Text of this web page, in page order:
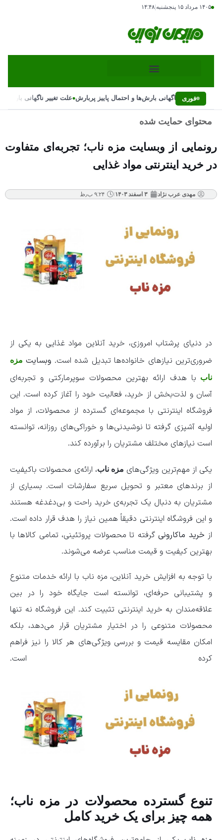
۱۴۰۵ مرداد ۱۵ پنجشنبه ۱۴:۴۸
فوری
علت تغییر ناگهانی بارش‌ها و احتمال پاییز پربارش •علت تغییر ناگهانی بارش‌ها
محتوای حمایت شده
رونمایی از وبسایت مزه ناب؛ تجربه‌ای متفاوت
در خرید اینترنتی مواد غذایی
مهدی عرب نژاد ۳ اسفند ۱۴۰۳ ۹:۲۴ ب٫ظ
در دنیای پرشتاب امروزی، خرید آنلاین مواد غذایی به یکی از
ضروری‌ترین نیازهای خانواده‌ها تبدیل شده است. وبسایت مزه
ناب با هدف ارائه بهترین محصولات سوپرمارکتی و تجربه‌ای
آسان و لذت‌بخش از خرید، فعالیت خود را آغاز کرده است. این
فروشگاه اینترنتی با مجموعه‌ای گسترده از محصولات، از مواد
اولیه آشپزی گرفته تا نوشیدنی‌ها و خوراکی‌های روزانه، توانسته
است نیازهای مختلف مشتریان را برآورده کند.
یکی از مهم‌ترین ویژگی‌های مزه ناب، ارائه‌ی محصولات باکیفیت
از برندهای معتبر و تحویل سریع سفارشات است. بسیاری از
مشتریان به دنبال یک تجربه‌ی خرید راحت و بی‌دغدغه هستند
و این فروشگاه اینترنتی دقیقاً همین نیاز را هدف قرار داده است.
از خرید ماکارونیگرفته تا محصولات پروتئینی، تمامی کالاها با
بهترین کیفیت و قیمت مناسب عرضه می‌شوند.
با توجه به افزایش خرید آنلاین، مزه ناب با ارائه خدمات متنوع
و پشتیبانی حرفه‌ای، توانسته است جایگاه خود را در بین
علاقه‌مندان به خرید اینترنتی تثبیت کند. این فروشگاه نه تنها
محصولات متنوعی را در اختیار مشتریان قرار می‌دهد، بلکه
امکان مقایسه قیمت و بررسی ویژگی‌های هر کالا را نیز فراهم
کرده است.
تنوع گسترده محصولات در مزه ناب؛
همه چیز برای یک خرید کامل